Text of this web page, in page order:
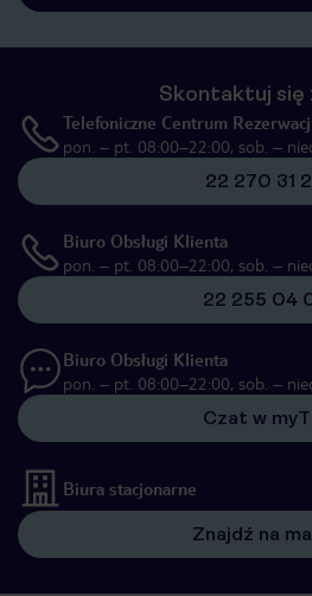
Skontaktuj się
Telefoniczne Centrum
pon. – pt. 08:00–22:00, sob. –
22 270 31
Biuro Obsługi Klienta
pon. – pt. 08:00–22:00, sob. –
22 255 04
Biuro Obsługi Klienta
pon. – pt. 08:00–22:00, sob. –
Czat w
Biura stacjonarne
Znajdź na